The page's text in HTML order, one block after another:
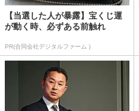
【当選した人が暴露】宝くじ運
が動く時、必ずある前触れ
PR(合同会社デジタルファーム )